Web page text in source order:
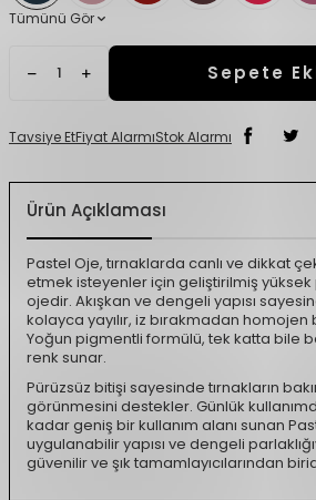
Tümünü Gör
Sepete
Tavsiye EtFiyat AlarmıStok Alarmı
Ürün Açıklaması
Pastel Oje, tırnaklarda canlı ve dikkat
etmek isteyenler için geliştirilmiş yüksek
ojedir. Akışkan ve dengeli yapısı
kolayca yayılır, iz bırakmadan
Yoğun pigmentli formülü, tek katta bile
renk sunar.
Pürüzsüz bitişi sayesinde tırnakların
görünmesini destekler. Günlük
kadar geniş bir kullanım alanı sunan
uygulanabilir yapısı ve dengeli
güvenilir ve şık tamamlayıcılarından